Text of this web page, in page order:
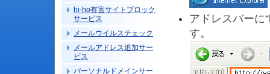
アドレスバーに
す。
hi-ho有害サイトブロック
サービス
メールウイルスチェック
メールアドレス追加サー
ビス
パーソナルドメインサー